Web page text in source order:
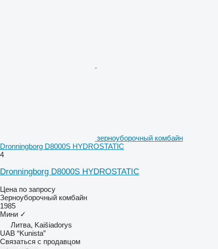
зерноуборочный комбайн
Dronningborg D8000S HYDROSTATIC
4
Dronningborg D8000S HYDROSTATIC
Цена по запросу
Зерноуборочный комбайн
1985
Мини ✓
Литва, Kaišiadorys
UAB “Kunista”
Связаться с продавцом